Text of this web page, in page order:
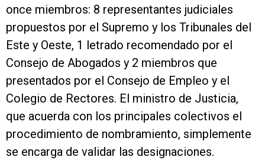
once miembros: 8 representantes judiciales
propuestos por el Supremo y los Tribunales del
Este y Oeste, 1 letrado recomendado por el
Consejo de Abogados y 2 miembros que
presentados por el Consejo de Empleo y el
Colegio de Rectores. El ministro de Justicia,
que acuerda con los principales colectivos el
procedimiento de nombramiento, simplemente
se encarga de validar las designaciones.